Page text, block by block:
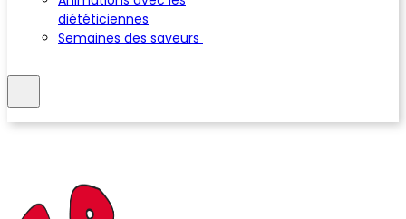
diététiciennes
Semaines des saveurs